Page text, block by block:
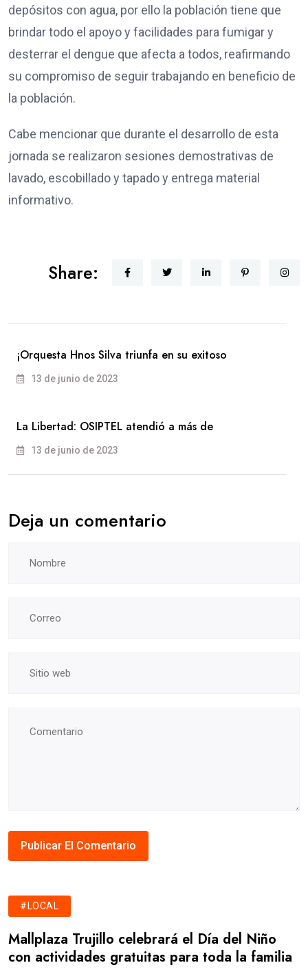
depósitos con agua, por ello la población tiene que
brindar todo el apoyo y facilidades para fumigar y
desterrar el dengue que afecta a todos, reafirmando
su compromiso de seguir trabajando en beneficio de
la población.
Cabe mencionar que durante el desarrollo de esta
jornada se realizaron sesiones demostrativas de
lavado, escobillado y tapado y entrega material
informativo.
Share:
¡Orquesta Hnos Silva triunfa en su exitoso
13 de junio de 2023
La Libertad: OSIPTEL atendió a más de
13 de junio de 2023
Deja un comentario
#LOCAL
Mallplaza Trujillo celebrará el Día del Niño
con actividades gratuitas para toda la familia